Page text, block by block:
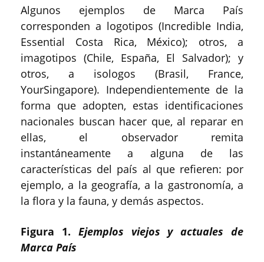
Algunos ejemplos de Marca País
corresponden a logotipos (Incredible India,
Essential Costa Rica, México); otros, a
imagotipos (Chile, España, El Salvador); y
otros, a isologos (Brasil, France,
YourSingapore). Independientemente de la
forma que adopten, estas identificaciones
nacionales buscan hacer que, al reparar en
ellas, el observador remita
instantáneamente a alguna de las
características del país al que refieren: por
ejemplo, a la geografía, a la gastronomía, a
la flora y la fauna, y demás aspectos.
Figura 1. Ejemplos viejos y actuales de
Marca País